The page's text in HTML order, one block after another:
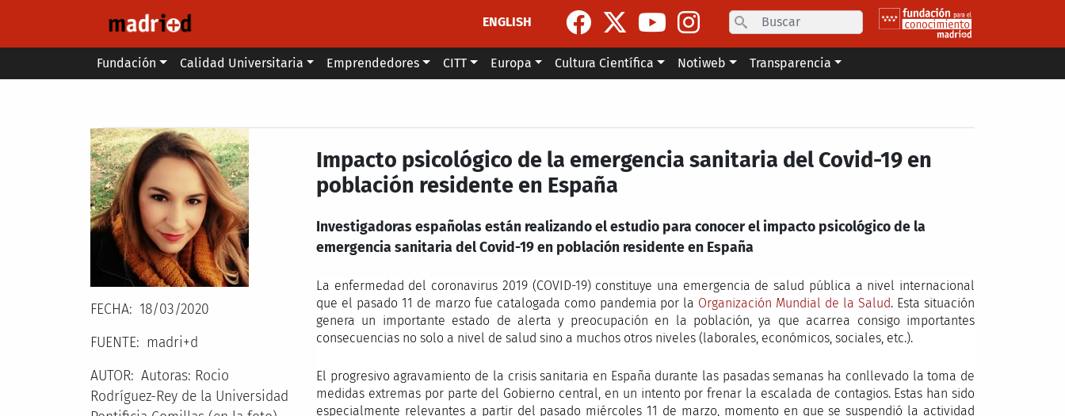
ENGLISH
Search
Main menu
Fundación Calidad Universitaria Emprendedores CITT Europa Cultura Científica Notiweb Transparencia
FECHA
18/03/2020
FUENTE
madri+d
AUTOR
Autoras: Rocio
Rodríguez-Rey de la Universidad
Impacto psicológico de la emergencia sanitaria del Covid-19 en
población residente en España
Investigadoras españolas están realizando el estudio para conocer el impacto psicológico de la
emergencia sanitaria del Covid-19 en población residente en España
La enfermedad del coronavirus 2019 (COVID-19) constituye una emergencia de salud pública a nivel internacional
que el pasado 11 de marzo fue catalogada como pandemia por la Organización Mundial de la Salud. Esta situación
genera un importante estado de alerta y preocupación en la población, ya que acarrea consigo importantes
consecuencias no solo a nivel de salud sino a muchos otros niveles (laborales, económicos, sociales, etc.).
El progresivo agravamiento de la crisis sanitaria en España durante las pasadas semanas ha conllevado la toma de
medidas extremas por parte del Gobierno central, en un intento por frenar la escalada de contagios. Estas han sido
especialmente relevantes a partir del pasado miércoles 11 de marzo, momento en que se suspendió la actividad